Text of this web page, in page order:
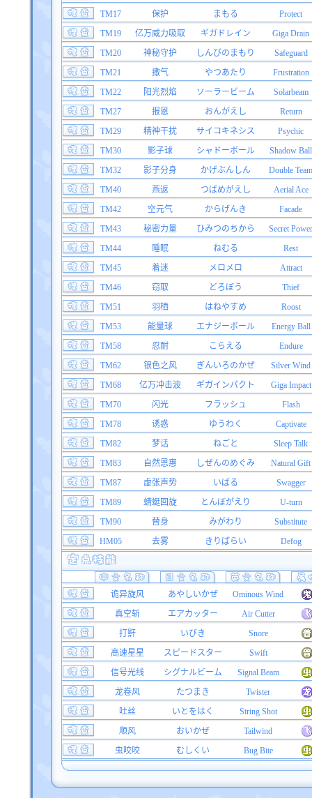
TM17
保护 まもる
Protect
TM19
亿万威力吸取 ギガドレイン
Giga Drain
TM20
神秘守护 しんぴのまもり
Safeguard
TM21
撒气 やつあたり
Frustration
TM22
阳光烈焰 ソーラービーム
Solarbeam
TM27
报恩 おんがえし
Return
TM29
精神干扰 サイコキネシス
Psychic
TM30
影子球 シャドーボール
Shadow Ball
TM32
影子分身 かげぶんしん
Double Team
TM40
燕返 つばめがえし
Aerial Ace
TM42
空元气 からげんき
Facade
TM43
秘密力量 ひみつのちから
Secret Power
TM44
睡眠 ねむる
Rest
TM45
着迷 メロメロ
Attract
TM46
窃取 どろぼう
Thief
TM51
羽栖 はねやすめ
Roost
TM53
能量球 エナジーボール
Energy Ball
TM58
忍耐 こらえる
Endure
TM62
银色之风 ぎんいろのかぜ
Silver Wind
TM68
亿万冲击波 ギガインパクト
Giga Impact
TM70
闪光 フラッシュ
Flash
TM78
诱惑 ゆうわく
Captivate
TM82
梦话 ねごと
Sleep Talk
TM83
自然恩惠 しぜんのめぐみ
Natural Gift
TM87
虚张声势 いばる
Swagger
TM89
蜻蜓回旋 とんぼがえり
U-turn
TM90
替身 みがわり
Substitute
HM05
去雾 きりばらい Defog
诡异旋风 あやしいかぜ
Ominous Wind
真空斩
エアカッター
Air Cutter
打鼾
いびき
Snore
高速星星
スピードスター
Swift
信号光线
シグナルビーム
Signal Beam
龙卷风
たつまき
Twister
吐丝
いとをはく
String Shot
顺风
おいかぜ
Tailwind
虫咬咬
むしくい Bug Bite